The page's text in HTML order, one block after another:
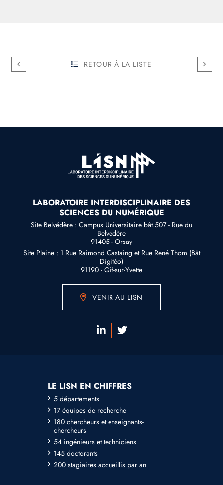
RETOUR À LA LISTE
LABORATOIRE INTERDISCIPLINAIRE DES
SCIENCES DU NUMÉRIQUE
Site Belvédère : Campus Universitaire bât.507 - Rue du
Belvédère
91405 - Orsay
Site Plaine : 1 Rue Raimond Castaing et Rue René Thom (Bât
Digitéo)
91190 - Gif-sur-Yvette
VENIR AU LISN
LE LISN EN CHIFFRES
5 départements
17 équipes de recherche
180 chercheurs et enseignants-
chercheurs
54 ingénieurs et techniciens
145 doctorants
200 stagiaires accueillis par an